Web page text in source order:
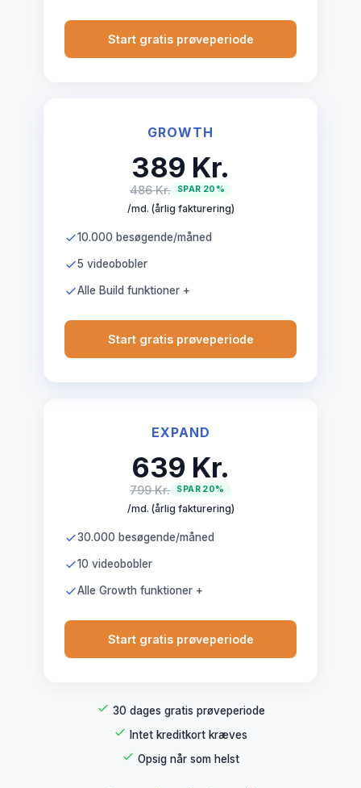
Start gratis prøveperiode
GROWTH
389 Kr.
486 Kr. SPAR 20%
/md. (årlig fakturering)
10.000 besøgende/måned
5 videobobler
Alle Build funktioner +
Start gratis prøveperiode
EXPAND
639 Kr.
799 Kr. SPAR 20%
/md. (årlig fakturering)
30.000 besøgende/måned
10 videobobler
Alle Growth funktioner +
Start gratis prøveperiode
30 dages gratis prøveperiode
Intet kreditkort kræves
Opsig når som helst